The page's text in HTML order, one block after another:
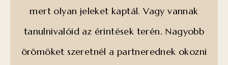
mert olyan jeleket kaptál. Vagy vannak
tanulnivalóid az érintések terén. Nagyobb
örömöket szeretnél a partnerednek okozni